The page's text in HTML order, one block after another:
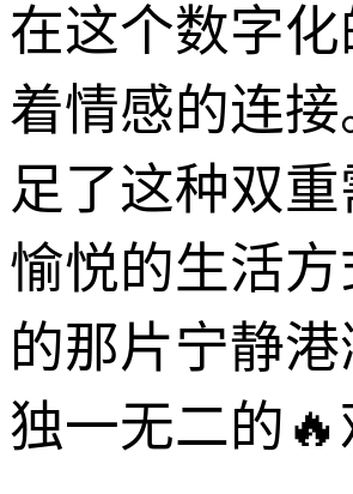
在这个数字
着情感的连
足了这种双
愉悦的生活
的那片宁静
独一无二的